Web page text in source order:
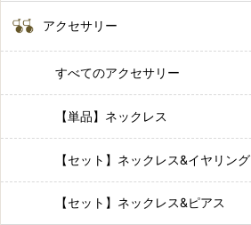
アクセサリー
すべてのアクセサリー
【単品】ネックレス
【セット】ネックレス&イヤリング
【セット】ネックレス&ピアス